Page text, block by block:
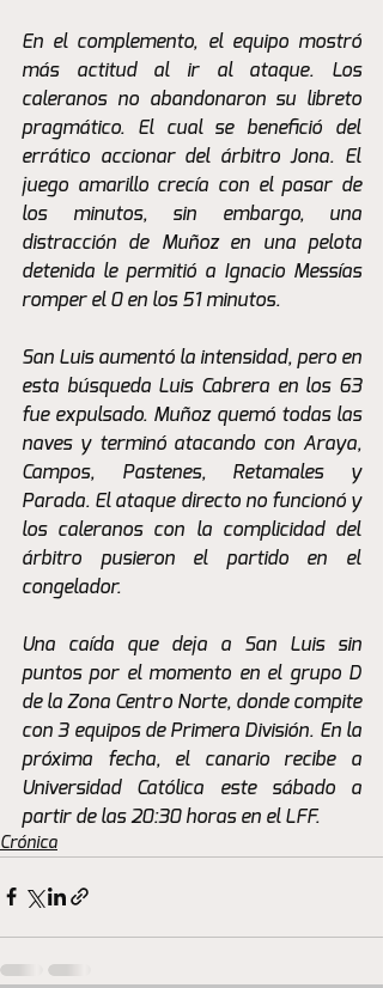
En el complemento, el equipo mostró
más actitud al ir al ataque. Los
caleranos no abandonaron su libreto
pragmático. El cual se benefició del
errático accionar del árbitro Jona. El
juego amarillo crecía con el pasar de
los minutos, sin embargo, una
distracción de Muñoz en una pelota
detenida le permitió a Ignacio Messías
romper el 0 en los 51 minutos.
San Luis aumentó la intensidad, pero en
esta búsqueda Luis Cabrera en los 63
fue expulsado. Muñoz quemó todas las
naves y terminó atacando con Araya,
Campos, Pastenes, Retamales y
Parada. El ataque directo no funcionó y
los caleranos con la complicidad del
árbitro pusieron el partido en el
congelador.
Una caída que deja a San Luis sin
puntos por el momento en el grupo D
de la Zona Centro Norte, donde compite
con 3 equipos de Primera División. En la
próxima fecha, el canario recibe a
Universidad Católica este sábado a
partir de las 20:30 horas en el LFF.
Crónica